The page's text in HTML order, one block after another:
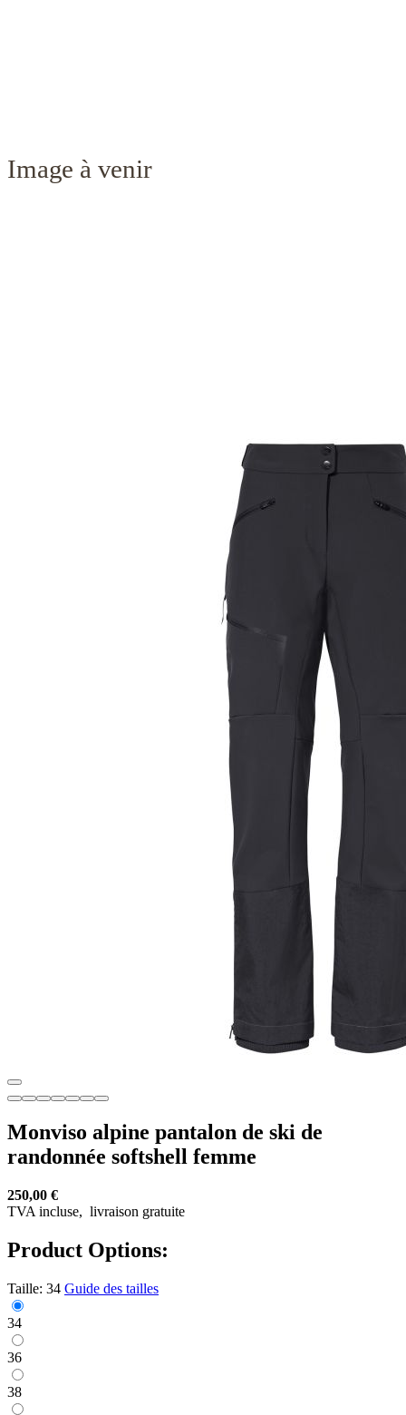
Monviso alpine pantalon de ski de
randonnée softshell femme
250,00 €
TVA incluse, livraison gratuite
Product Options:
Taille: 34 Guide des tailles
34
36
38